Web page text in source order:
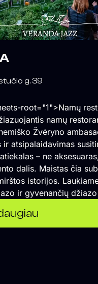
g. 39
root="1">Namų
namų
Žvėryno
ir atsipalaidavimas
– ne
dalis. Maistas čia
istorijos.
ir gyvenančių